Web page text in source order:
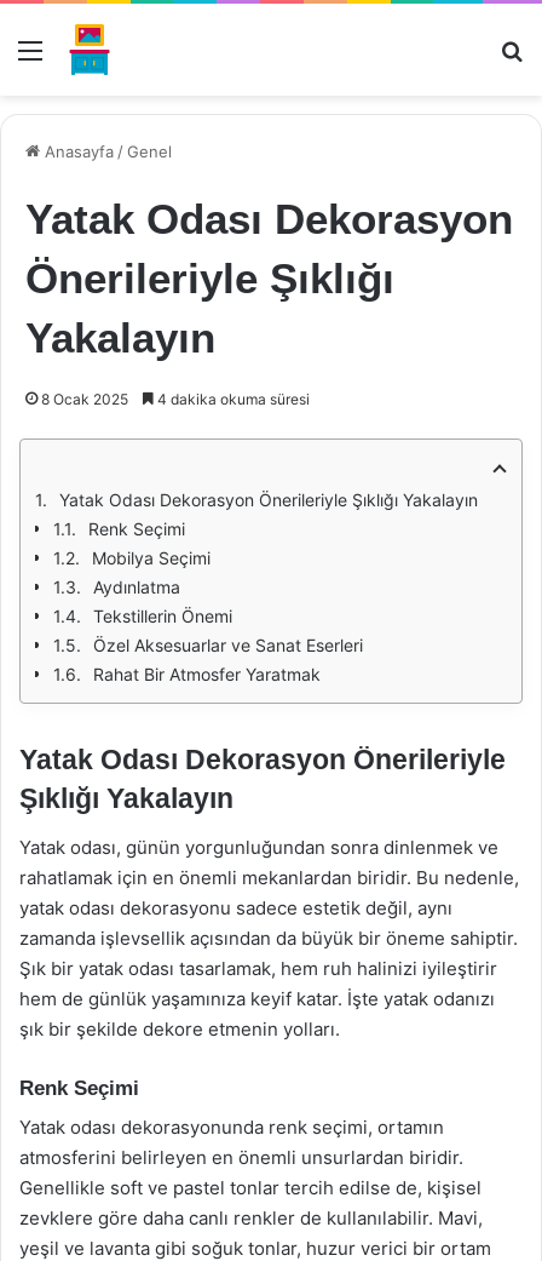
Menü
Anasayfa /Genel
Yatak Odası Dekorasyon
Önerileriyle Şıklığı
Yakalayın
8 Ocak 2025 4 dakika okuma süresi
Yatak Odası Dekorasyon Önerileriyle Şıklığı Yakalayın
Renk Seçimi
Mobilya Seçimi
Aydınlatma
Tekstillerin Önemi
Özel Aksesuarlar ve Sanat Eserleri
Rahat Bir Atmosfer Yaratmak
Yatak Odası Dekorasyon Önerileriyle
Şıklığı Yakalayın
Yatak odası, günün yorgunluğundan sonra dinlenmek ve
rahatlamak için en önemli mekanlardan biridir. Bu nedenle,
yatak odası dekorasyonu sadece estetik değil, aynı
zamanda işlevsellik açısından da büyük bir öneme sahiptir.
Şık bir yatak odası tasarlamak, hem ruh halinizi iyileştirir
hem de günlük yaşamınıza keyif katar. İşte yatak odanızı
şık bir şekilde dekore etmenin yolları.
Renk Seçimi
Yatak odası dekorasyonunda renk seçimi, ortamın
atmosferini belirleyen en önemli unsurlardan biridir.
Genellikle soft ve pastel tonlar tercih edilse de, kişisel
zevklere göre daha canlı renkler de kullanılabilir. Mavi,
yeşil ve lavanta gibi soğuk tonlar, huzur verici bir ortam